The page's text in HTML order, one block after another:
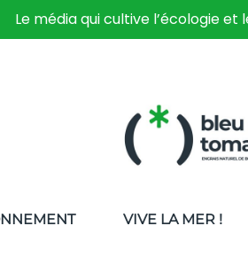
Le média qui cultive l’écologie
VIVE LA MER !